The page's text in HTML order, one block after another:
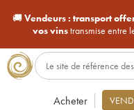
🚚Vendeurs : transport
vos vinstransmise entre
Acheter